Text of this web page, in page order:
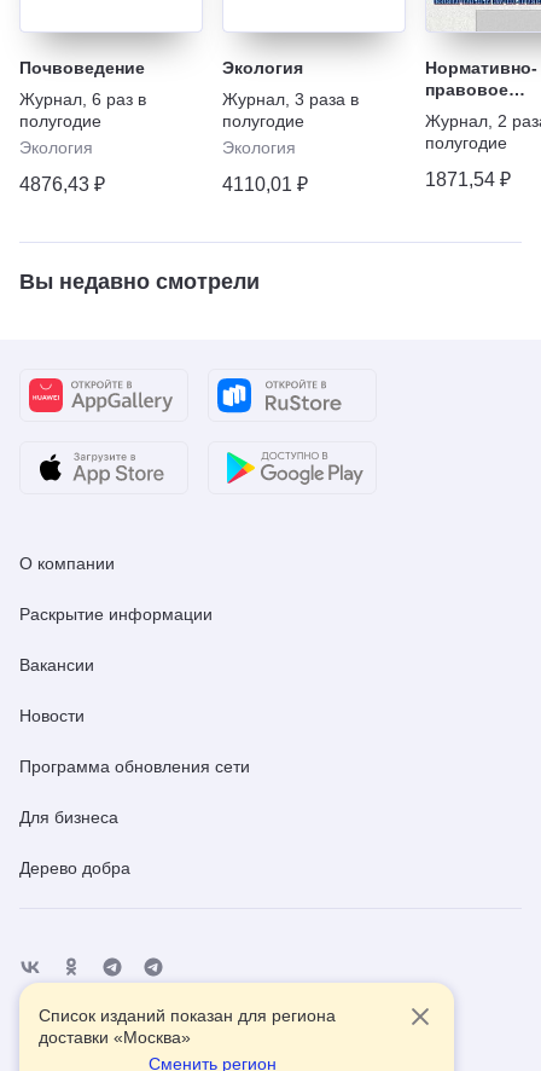
Почвоведение
Журнал 6 раз в
полугодие
Экология
4876,43 ₽
Экология
Журнал 3 раза в
полугодие
Экология
4110,01 ₽
Нормативно-
правовое
ветеринарии
Журнал 2
полугодие
1871,54 ₽
Вы недавно смотрели
О компании
Раскрытие информации
Вакансии
Новости
Программа обновления сети
Для бизнеса
Дерево добра
Помощь Контакты
Список изданий показан для региона
доставки «Москва»
Сменить регион